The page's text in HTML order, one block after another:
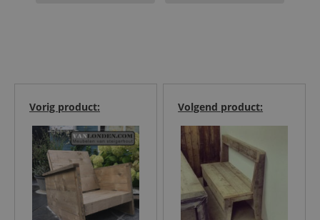
Volgend product:
Vorig product: